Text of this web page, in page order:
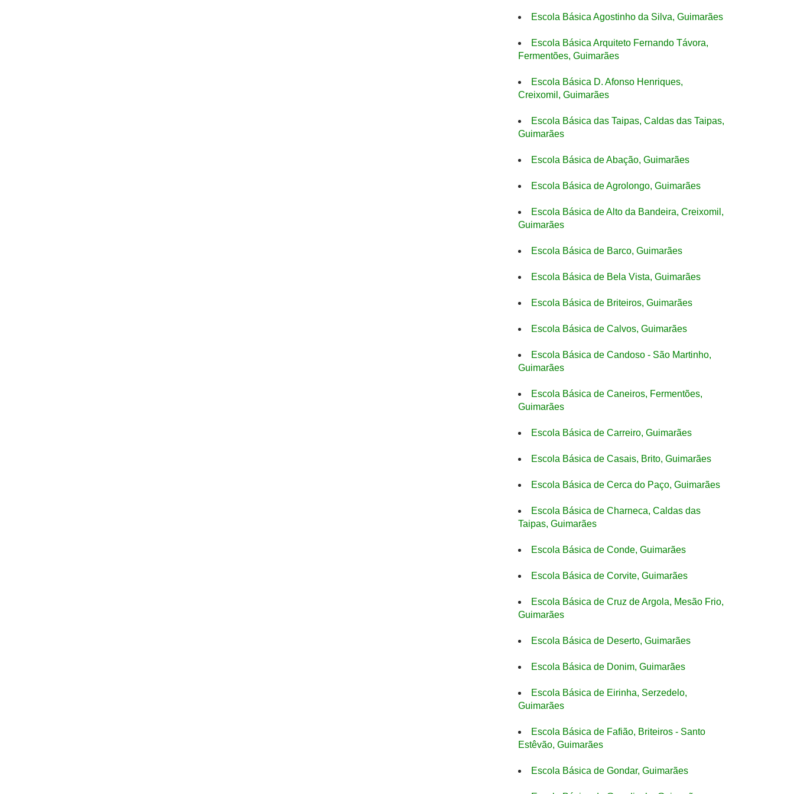
Escola Básica Agostinho da Silva, Guimarães
Escola Básica Arquiteto Fernando Távora,
Fermentões, Guimarães
Escola Básica D. Afonso Henriques,
Creixomil, Guimarães
Escola Básica das Taipas, Caldas das Taipas,
Guimarães
Escola Básica de Abação, Guimarães
Escola Básica de Agrolongo, Guimarães
Escola Básica de Alto da Bandeira, Creixomil,
Guimarães
Escola Básica de Barco, Guimarães
Escola Básica de Bela Vista, Guimarães
Escola Básica de Briteiros, Guimarães
Escola Básica de Calvos, Guimarães
Escola Básica de Candoso - São Martinho,
Guimarães
Escola Básica de Caneiros, Fermentões,
Guimarães
Escola Básica de Carreiro, Guimarães
Escola Básica de Casais, Brito, Guimarães
Escola Básica de Cerca do Paço, Guimarães
Escola Básica de Charneca, Caldas das
Taipas, Guimarães
Escola Básica de Conde, Guimarães
Escola Básica de Corvite, Guimarães
Escola Básica de Cruz de Argola, Mesão Frio,
Guimarães
Escola Básica de Deserto, Guimarães
Escola Básica de Donim, Guimarães
Escola Básica de Eirinha, Serzedelo,
Guimarães
Escola Básica de Fafião, Briteiros - Santo
Estêvão, Guimarães
Escola Básica de Gondar, Guimarães